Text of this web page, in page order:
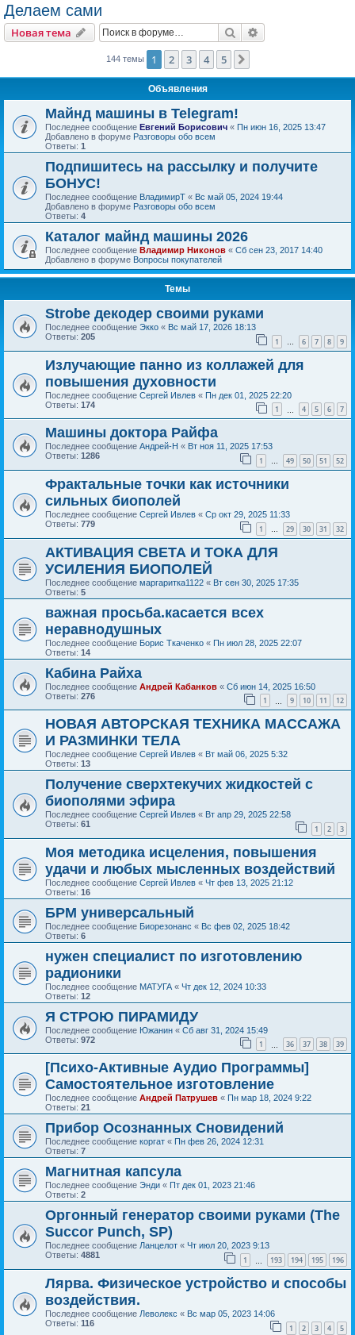
Делаем сами
Новая тема Поиск
144 темы 1 2 3 4 5
Объявления
Майнд машины в Telegram!
Последнее сообщение Евгений Борисович « Пн июн 16, 2025 13:47
Добавлено в форуме Разговоры обо всем
Ответы: 1
Подпишитесь на рассылку и получите
БОНУС!
Последнее сообщение ВладимирТ « Вс май 05, 2024 19:44
Добавлено в форуме Разговоры обо всем
Ответы: 4
Каталог майнд машины 2026
Последнее сообщение Владимир Никонов « Сб сен 23, 2017 14:40
Добавлено в форуме Вопросы покупателей
Темы
Strobe декодер своими руками
Последнее сообщение Экко « Вс май 17, 2026 18:13
Ответы: 205 1 … 6 7 8 9
Излучающие панно из коллажей для
повышения духовности
Последнее сообщение Сергей Ивлев « Пн дек 01, 2025 22:20
Ответы: 174 1 4 5 6 7
Машины доктора Райфа
Последнее сообщение Андрей-Н « Вт ноя 11, 2025 17:53
Ответы: 1286 1 … 49 50 51 52
Фрактальные точки как источники
сильных биополей
Последнее сообщение Сергей Ивлев « Ср окт 29, 2025 11:33
Ответы: 779 1 … 29 30 31 32
АКТИВАЦИЯ СВЕТА И ТОКА ДЛЯ
УСИЛЕНИЯ БИОПОЛЕЙ
Последнее сообщение маргаритка1122 « Вт сен 30, 2025 17:35
Ответы: 5
важная просьба.касается всех
неравнодушных
Последнее сообщение Борис Ткаченко « Пн июл 28, 2025 22:07
Ответы: 14
Кабина Райха
Последнее сообщение Андрей Кабанков « Сб июн 14, 2025 16:50
Ответы: 276 1 9 10 11 12
НОВАЯ АВТОРСКАЯ ТЕХНИКА МАССАЖА
И РАЗМИНКИ ТЕЛА
Последнее сообщение Сергей Ивлев « Вт май 06, 2025 5:32
Ответы: 13
Получение сверхтекучих жидкостей с
биополями эфира
Последнее сообщение Сергей Ивлев « Вт апр 29, 2025 22:58
Ответы: 61 1 2 3
Моя методика исцеления, повышения
удачи и любых мысленных воздействий
Последнее сообщение Сергей Ивлев « Чт фев 13, 2025 21:12
Ответы: 16
БРМ универсальный
Последнее сообщение Биорезонанс « Вс фев 02, 2025 18:42
Ответы: 6
нужен специалист по изготовлению
радионики
Последнее сообщение МАТУГА « Чт дек 12, 2024 10:33
Ответы: 12
Я СТРОЮ ПИРАМИДУ
Последнее сообщение Южанин « Сб авг 31, 2024 15:49
Ответы: 972 1 36 37 38 39
[Психо-Активные Аудио Программы]
Самостоятельное изготовление
Последнее сообщение Андрей Патрушев « Пн мар 18, 2024 9:22
Ответы: 21
Прибор Осознанных Сновидений
Последнее сообщение коргат « Пн фев 26, 2024 12:31
Ответы: 7
Магнитная капсула
Последнее сообщение Энди « Пт дек 01, 2023 21:46
Ответы: 2
Оргонный генератор своими руками (The
Succor Punch, SP)
Последнее сообщение Ланцелот « Чт июл 20, 2023 9:13
Ответы: 4881 1 193 194 195 196
Лярва. Физическое устройство и способы
воздействия.
Последнее сообщение Леволекс « Вс мар 05, 2023 14:06
Ответы: 116 1 2 3 4 5